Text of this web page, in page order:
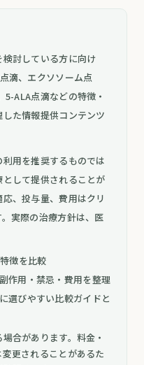
討している方に向け
滴、エクソソーム点
ALA点滴などの特徴・
た情報提供コンテンツ
用を推奨するものでは
して提供されることが
、投与量、費用はクリ
実際の治療方針は、医
徴を比較
作用・禁忌・費用を整理
選びやすい比較ガイドと
合があります。料金・
更されることがあるた